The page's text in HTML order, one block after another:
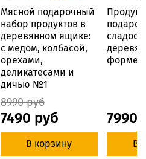
Мясной подарочный
набор продуктов в
деревянном ящике:
с медом, колбасой,
орехами,
деликатесами и
дичью №1
8990 руб
7490 руб
В корзину
форме
7990
В